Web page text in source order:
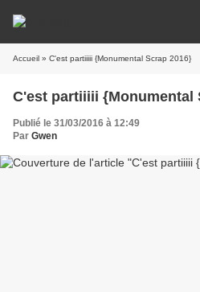
Accueil » C'est partiiiii {Monumental Scrap 2016}
C'est partiiiii {Monumental
Publié le 31/03/2016 à 12:49
Par Gwen